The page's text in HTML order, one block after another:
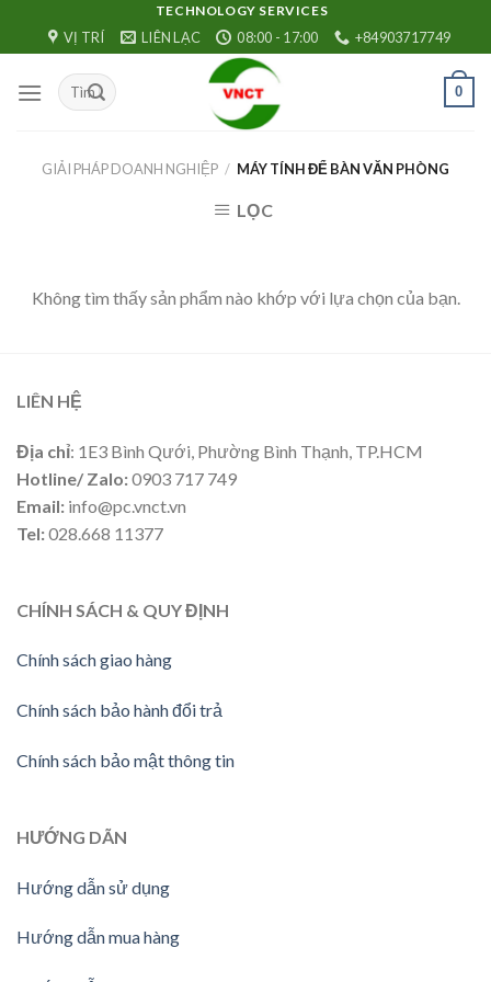
TECHNOLOGY SERVICES
VỊ TRÍ LIÊN LẠC 08:00 - 17:00 +84903717749
0
GIẢI PHÁP DOANH NGHIỆP / MÁY TÍNH ĐỂ BÀN VĂN PHÒNG
LỌC
Không tìm thấy sản phẩm nào khớp với lựa chọn của bạn.
LIÊN HỆ
Địa chỉ: 1E3 Bình Qưới, Phường Bình Thạnh, TP.HCM
Hotline/ Zalo:0903 717 749
Email: info@pc.vnct.vn
Tel:028.668 11377
CHÍNH SÁCH & QUY ĐỊNH
Chính sách giao hàng
Chính sách bảo hành đổi trả
Chính sách bảo mật thông tin
HƯỚNG DÃN
Hướng dẫn sử dụng
Hướng dẫn mua hàng